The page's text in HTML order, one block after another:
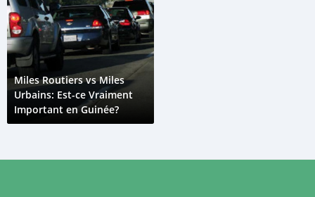
Miles Routiers vs Miles
Urbains: Est-ce Vraiment
Important en Guinée?